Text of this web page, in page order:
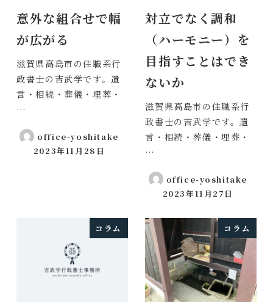
意外な組合せで幅
が広がる
滋賀県高島市の住職系行
政書士の吉武学です。遺
言・相続・葬儀・埋葬・
…
office-yoshitake
投稿日
2023年11月28日
対立でなく調和
（ハーモニー）を
目指すことはでき
ないか
滋賀県高島市の住職系行
政書士の吉武学です。遺
言・相続・葬儀・埋葬・
…
office-yoshitake
投稿日
2023年11月27日
コラム コラム